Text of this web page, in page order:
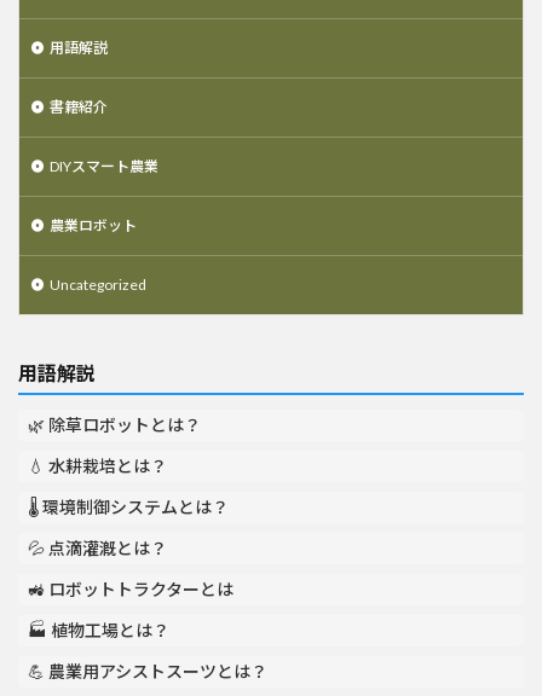
用語解説
書籍紹介
DIYスマート農業
農業ロボット
Uncategorized
用語解説
🌿 除草ロボットとは？
💧 水耕栽培とは？
🌡️ 環境制御システムとは？
💦 点滴灌漑とは？
🚜 ロボットトラクターとは
🏭 植物工場とは？
💪 農業用アシストスーツとは？